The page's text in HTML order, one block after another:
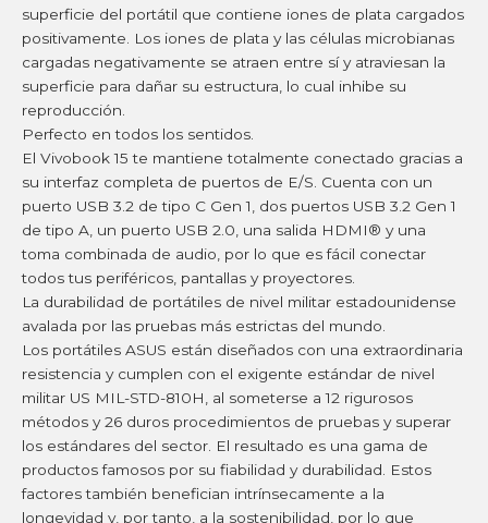
superficie del portátil que contiene iones de plata cargados
positivamente. Los iones de plata y las células microbianas
cargadas negativamente se atraen entre sí y atraviesan la
superficie para dañar su estructura, lo cual inhibe su
reproducción.
Perfecto en todos los sentidos.
El Vivobook 15 te mantiene totalmente conectado gracias a
su interfaz completa de puertos de E/S. Cuenta con un
puerto USB 3.2 de tipo C Gen 1, dos puertos USB 3.2 Gen 1
de tipo A, un puerto USB 2.0, una salida HDMI® y una
toma combinada de audio, por lo que es fácil conectar
todos tus periféricos, pantallas y proyectores.
La durabilidad de portátiles de nivel militar estadounidense
avalada por las pruebas más estrictas del mundo.
Los portátiles ASUS están diseñados con una extraordinaria
resistencia y cumplen con el exigente estándar de nivel
militar US MIL-STD-810H, al someterse a 12 rigurosos
métodos y 26 duros procedimientos de pruebas y superar
los estándares del sector. El resultado es una gama de
productos famosos por su fiabilidad y durabilidad. Estos
factores también benefician intrínsecamente a la
longevidad y, por tanto, a la sostenibilidad, por lo que